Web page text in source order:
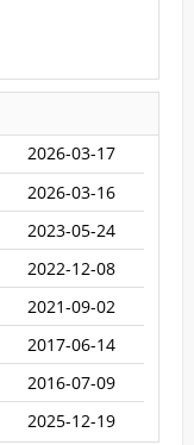
2026-03-17
2026-03-16
2023-05-24
2022-12-08
2021-09-02
2017-06-14
2016-07-09
2025-12-19